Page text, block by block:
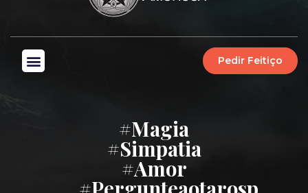
Pedir Feitiço
#magia
#simpatia
#amor